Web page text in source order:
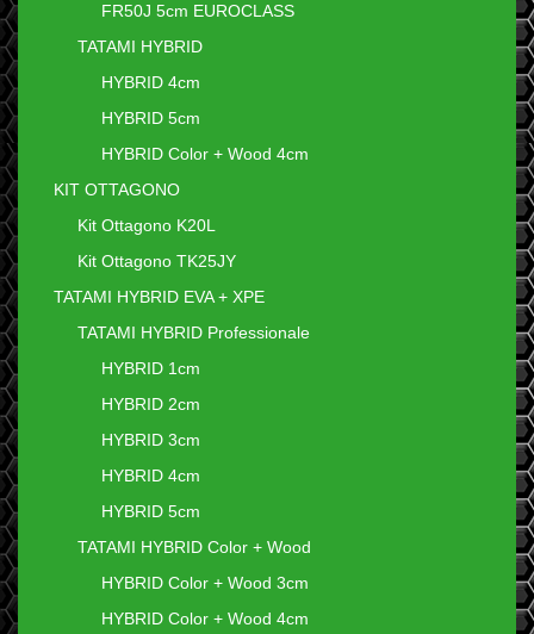
FR50J 5cm EUROCLASS
TATAMI HYBRID
HYBRID 4cm
HYBRID 5cm
HYBRID Color + Wood 4cm
KIT OTTAGONO
Kit Ottagono K20L
Kit Ottagono TK25JY
TATAMI HYBRID EVA + XPE
TATAMI HYBRID Professionale
HYBRID 1cm
HYBRID 2cm
HYBRID 3cm
HYBRID 4cm
HYBRID 5cm
TATAMI HYBRID Color + Wood
HYBRID Color + Wood 3cm
HYBRID Color + Wood 4cm